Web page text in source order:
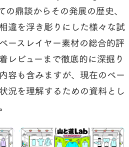
の鼎談からその発展の歴史、
違を浮き彫りにした様々な試
ースレイヤー素材の総合的評
レビューまで徹底的に深掘り
容も含みますが、現在のベー
況を理解するための資料とし